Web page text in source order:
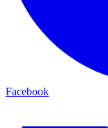
Facebook